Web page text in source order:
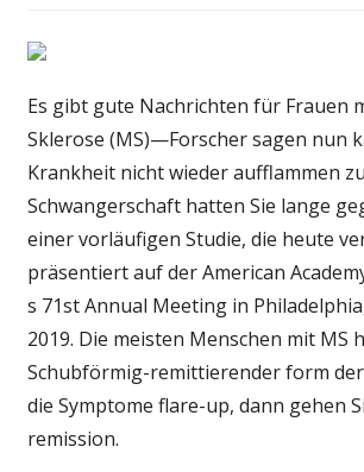
Es gibt gute Nachrichten für Frauen
Sklerose (MS)—Forscher sagen nun
Krankheit nicht wieder aufflammen
Schwangerschaft hatten Sie lange
einer vorläufigen Studie, die heute
präsentiert auf der American
s 71st Annual Meeting in
2019. Die meisten Menschen mit MS
Schubförmig-remittierender form
die Symptome flare-up, dann gehen
remission.